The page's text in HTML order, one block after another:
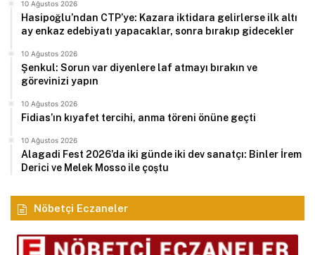
10 Ağustos 2026
Hasipoğlu’ndan CTP’ye: Kazara iktidara gelirlerse ilk altı
ay enkaz edebiyatı yapacaklar, sonra bırakıp gidecekler
10 Ağustos 2026
Şenkul: Sorun var diyenlere laf atmayı bırakın ve
görevinizi yapın
10 Ağustos 2026
Fidias’ın kıyafet tercihi, anma töreni önüne geçti
10 Ağustos 2026
Alagadi Fest 2026’da iki günde iki dev sanatçı: Binler İrem
Derici ve Melek Mosso ile çoştu
Nöbetçi Eczaneler